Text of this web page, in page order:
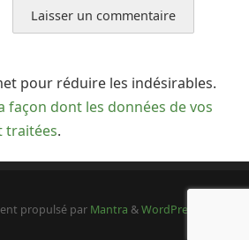
pour réduire les indésirables.
façon dont les données de vos
traitées.
propulsé par Mantra &WordPress.